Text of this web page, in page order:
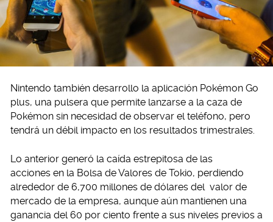
Nintendo también desarrollo la aplicación Pokémon Go
plus, una pulsera que permite lanzarse a la caza de
Pokémon sin necesidad de observar el teléfono, pero
tendrá un débil impacto en los resultados trimestrales.
Lo anterior generó la caída estrepitosa de las
acciones en la Bolsa de Valores de Tokio, perdiendo
alrededor de 6,700 millones de dólares del valor de
mercado de la empresa, aunque aún mantienen una
ganancia del 60 por ciento frente a sus niveles previos a